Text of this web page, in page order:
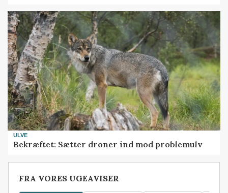
ULVE
Bekræftet: Sætter droner ind mod problemulv
FRA VORES UGEAVISER